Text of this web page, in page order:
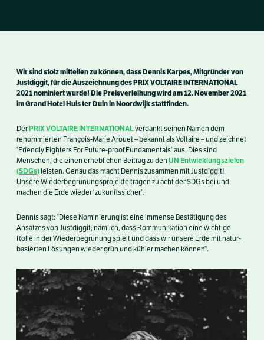
Wir sind stolz mitteilen zu können, dass Dennis Karpes, Mitgründer von
Justdiggit, für die Auszeichnung des PRIX VOLTAIRE INTERNATIONAL
2021 nominiert wurde! Die Preisverleihung wird am 12. November 2021
im Grand Hotel Huis ter Duin in Noordwijk stattfinden.
DerPRIX VOLTAIRE INTERNATIONALverdankt seinen Namen dem
renommierten François-Marie Arouet – bekannt als Voltaire – und zeichnet
‘Friendly Fighters For Future-proof Fundamentals’ aus. Dies sind
Menschen, die einen erheblichen Beitrag zu den UN Entwicklungszielen
(SDGs) leisten. Genau das macht Dennis zusammen mit Justdiggit!
Unsere Wiederbegrünungsprojekte tragen zu acht der SDGs bei und
machen die Erde wieder ‘zukunftssicher’.
Dennis sagt: “Diese Nominierung ist eine immense Bestätigung des
Ansatzes von Justdiggit; nämlich, dass Kommunikation eine wichtige
Rolle in der Wiederbegrünung spielt und dass wir unsere Erde mit natur-
basierten Lösungen wieder grün und kühler machen können”.